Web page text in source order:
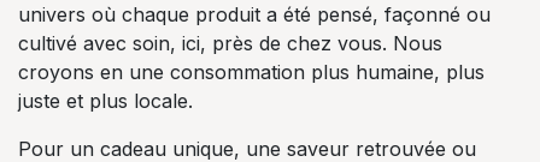
univers où chaque produit a été pensé, façonné ou
cultivé avec soin, ici, près de chez vous. Nous
croyons en une consommation plus humaine, plus
juste et plus locale.
Pour un cadeau unique, une saveur retrouvée ou